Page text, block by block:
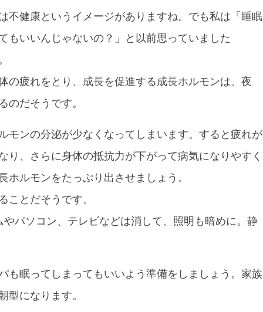
不健康というイメージがありますね。でも私は「睡眠
もいいんじゃないの？」と以前思っていました
の疲れをとり、成長を促進する成長ホルモンは、夜
のだそうです。
モンの分泌が少なくなってしまいます。すると疲れが
り、さらに身体の抵抗力が下がって病気になりやすく
ルモンをたっぷり出させましょう。
ことだそうです。
パソコン、テレビなどは消して、照明も暗めに。静
も眠ってしまってもいいよう準備をしましょう。家族
型になります。